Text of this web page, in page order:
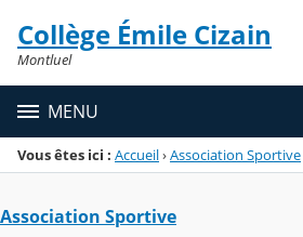
Menu de la rubrique
Contenu
Collège Émile Cizain
Montluel
MENU
Vous êtes ici : Accueil›Association Sportive
Association Sportive